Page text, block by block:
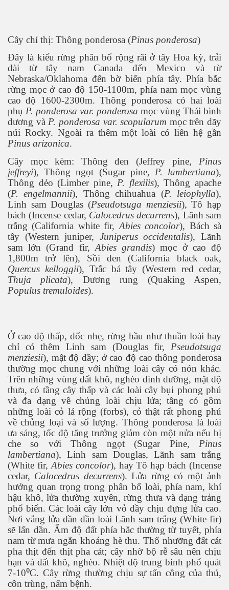
Cây chỉ thị: Thông ponderosa (Pinus ponderosa)
Đây là kiểu rừng phân bố rộng rãi ở tây Hoa kỳ, trải
dài từ tây nam Canada đến Mexico và từ
Nebraska/Oklahoma đến bờ biển phía tây. Phía bắc
rừng mọc ở cao độ 150-1100m, phía nam mọc vùng
cao độ 1600-2300m. Thông ponderosa có hai loài
phụ P. ponderosa var. ponderosa mọc vùng Thái bình
dương vàP. ponderosa var. scopularum mọc trên dãy
núi Rocky. Ngoài ra thêm một loài có liên hệ gần
Pinus arizonica.
Cây mọc kèm: Thông đen (Jeffrey pine, Pinus
jeffreyi), Thông ngọt (Sugar pine, P. lambertiana),
Thông dẻo (Limber pine, P. flexilis), Thông apache
(P. engelmannii), Thông chihuahua (P. leiophylla),
Linh sam Douglas (Pseudotsuga menziesii), Tô hạp
bách (Incense cedar, Calocedrus decurrens), Lãnh sam
trắng (California white fir, Abies concolor), Bách sà
tây (Western juniper, Juniperus occidentalis), Lãnh
sam lớn (Grand fir, Abies grandis) mọc ở cao độ
1,800m trở lên), Sồi đen (California black oak,
Quercus kelloggii), Trắc bá tây (Western red cedar,
Thuja plicata), Dương rung (Quaking Aspen,
Populus tremuloides).
Ở cao độ thấp, dốc nhẹ, rừng hầu như thuần loài hay
chỉ có thêm Linh sam (Douglas fir, Pseudotsuga
menziesii), mật độ dầy; ở cao độ cao thông ponderosa
thường mọc chung với những loài cây có nón khác.
Trên những vùng đất khô, nghèo dinh dưỡng, mật độ
thưa, có tầng cây thấp và các loài cây bụi phong phú
và đa dạng về chủng loài chịu lửa; tầng cỏ gồm
những loài cỏ lá rộng (forbs), cỏ thật rất phong phú
về chủng loại và số lượng. Thông ponderosa là loài
ưa sáng, tốc độ tăng trưởng giảm còn một nửa nếu bị
che so với Thông ngọt (Sugar Pine, Pinus
lambertiana), Linh sam Douglas, Lãnh sam trắng
(White fir,Abies concolor), hay Tô hạp bách (Incense
cedar, Calocedrus decurrens). Lửa rừng có một ảnh
hưởng quan trọng trong phân bố loài, phía nam, khí
hậu khô, lửa thường xuyên, rừng thưa và dạng trảng
phổ biến. Các loài cây lớn vỏ dầy chịu đựng lửa cao.
Nơi vắng lửa dần dần loài Lãnh sam trắng (White fir)
sẽ lấn dần. Ẩm độ đất phía bắc thường từ tuyết, phía
nam từ mưa ngắn khoảng hè thu. Thổ nhưỡng đất cát
pha thịt đến thịt pha cát; cây nhờ bộ rễ sâu nên chịu
hạn và đất khô, nghèo. Nhiệt độ trung bình phổ quát
7-10⁰C. Cây rừng thường chịu sự tấn công của thú,
côn trùng, nấm bệnh.